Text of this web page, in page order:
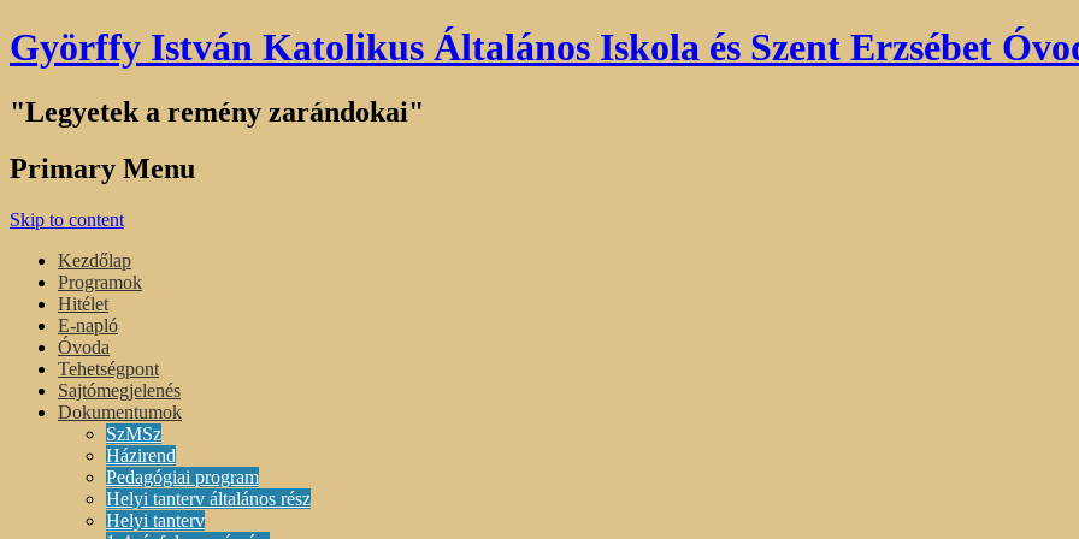
Györffy István Katolikus Általános Iskola és Szent Erzsébet
"Legyetek a remény zarándokai"
Primary Menu
Skip to content
Kezdőlap
Programok
Hitélet
E-napló
Óvoda
Tehetségpont
Sajtómegjelenés
Dokumentumok
SzMSz
Házirend
Pedagógiai program
Helyi tanterv általános rész
Helyi tanterv